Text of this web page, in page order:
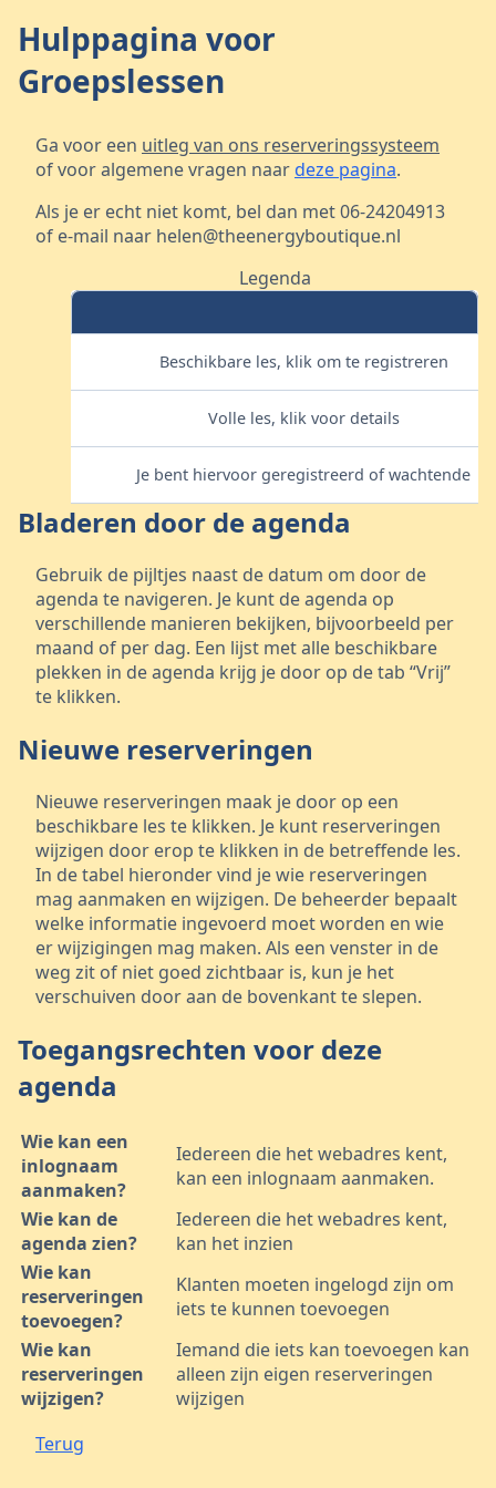
Hulppagina voor
Groepslessen
Ga voor een uitleg van ons reserveringssysteem
of voor algemene vragen naardeze pagina.
Als je er echt niet komt, bel dan met 06-24204913
of e-mail naar helen@theenergyboutique.nl
Legenda
Beschikbare les, klik om te registreren
Volle les, klik voor details
Je bent hiervoor geregistreerd of wachtende
Bladeren door de agenda
Gebruik de pijltjes naast de datum om door de
agenda te navigeren. Je kunt de agenda op
verschillende manieren bekijken, bijvoorbeeld per
maand of per dag. Een lijst met alle beschikbare
plekken in de agenda krijg je door op de tab “Vrij”
te klikken.
Nieuwe reserveringen
Nieuwe reserveringen maak je door op een
beschikbare les te klikken. Je kunt reserveringen
wijzigen door erop te klikken in de betreffende les.
In de tabel hieronder vind je wie reserveringen
mag aanmaken en wijzigen. De beheerder bepaalt
welke informatie ingevoerd moet worden en wie
er wijzigingen mag maken. Als een venster in de
weg zit of niet goed zichtbaar is, kun je het
verschuiven door aan de bovenkant te slepen.
Toegangsrechten voor deze
agenda
Wie kan een
inlognaam
aanmaken?
Iedereen die het webadres kent,
kan een inlognaam aanmaken.
Wie kan de
agenda zien?
Iedereen die het webadres kent,
kan het inzien
Wie kan
reserveringen
toevoegen?
Klanten moeten ingelogd zijn om
iets te kunnen toevoegen
Wie kan
reserveringen
wijzigen?
Iemand die iets kan toevoegen kan
alleen zijn eigen reserveringen
wijzigen
Terug